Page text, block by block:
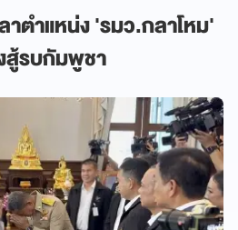
ำแหน่ง 'รมว.กลาโหม'
สู้รบกัมพูชา